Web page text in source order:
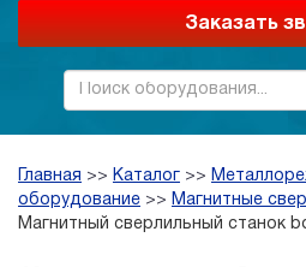
Заказать
Главная >> Каталог >>
оборудование >> Магнитные
Магнитный сверлильный станок